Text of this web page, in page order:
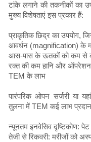
टांके लगाने की तकनीकों का
मुख्य विशेषताएं इस प्रकार हैं:
प्राकृतिक छिद्र का उपयोग,
आवर्धन (magnification) के
आस-पास के ऊतकों को कम से
रक्त की कम हानि और ऑपरेशन
TEM के लाभ
पारंपरिक ओपन सर्जरी या
तुलना में TEM कई लाभ
न्यूनतम इनवेसिव दृष्टिकोण: पेट
तेजी से रिकवरी: मरीजों को